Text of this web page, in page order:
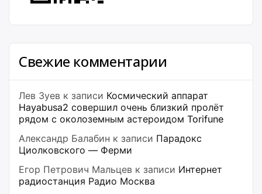
Свежие комментарии
Лев Зуев к записи Космический аппарат
Hayabusa2 совершил очень близкий пролёт
рядом с околоземным астероидом Torifune
Александр Балабин к записи Парадокс
Циолковского — Ферми
Егор Петрович Мальцев к записи Интернет
радиостанция Радио Москва